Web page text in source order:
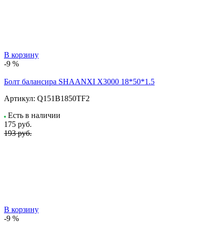
В корзину
-9 %
Болт балансира SHAANXI Х3000 18*50*1.5
Артикул: Q151B1850TF2
Есть в наличии
175 руб.
193 руб.
В корзину
-9 %